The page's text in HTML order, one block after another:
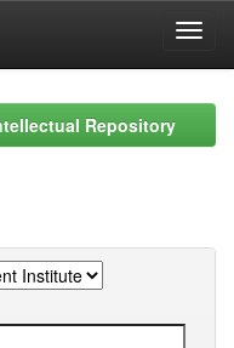
Repository